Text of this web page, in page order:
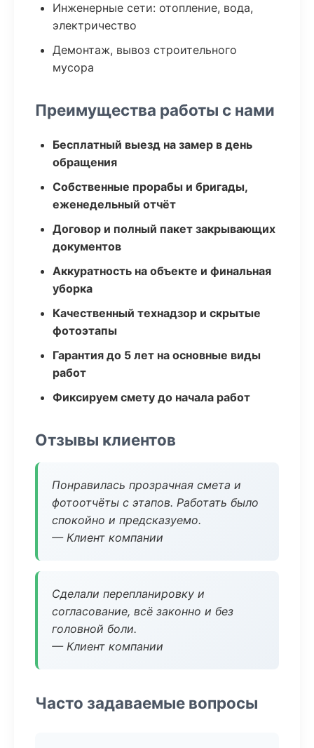
Инженерные сети: отопление, вода,
электричество
Демонтаж, вывоз строительного
мусора
Преимущества работы с нами
Бесплатный выезд на замер в день
обращения
Собственные прорабы и бригады,
еженедельный отчёт
Договор и полный пакет закрывающих
документов
Аккуратность на объекте и финальная
уборка
Качественный технадзор и скрытые
фотоэтапы
Гарантия до 5 лет на основные виды
работ
Фиксируем смету до начала работ
Отзывы клиентов
Понравилась прозрачная смета и
фотоотчёты с этапов. Работать было
спокойно и предсказуемо.
— Клиент компании
Сделали перепланировку и
согласование, всё законно и без
головной боли.
— Клиент компании
Часто задаваемые вопросы